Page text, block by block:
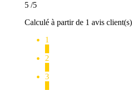
5 /5
Calculé à partir de 1 avis client(s)
1
2
3